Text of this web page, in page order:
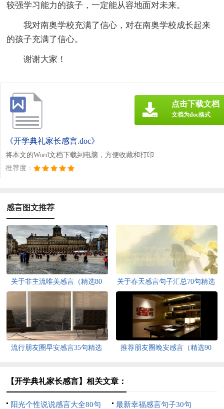
较强学习能力的孩子，一定能从容地面对未来。
我对南奥学校充满了信心，对在南奥学校成长起来
的孩子充满了信心。
谢谢大家！
《开学典礼家长感言.doc》
将本文的Word文档下载到电脑，方便收藏和打印
推荐度：
点击下载文档
文档为doc格式
感言图文推荐
关于非主流唯美感言（精选80
句）
关于春天感言句子汇总70句精选
流行朋友圈早安感言35句精选
推荐朋友圈晚安感言（精选90
【开学典礼家长感言】相关文章：
阳光个性说说感言大全80句 最新幸福感言句子30句